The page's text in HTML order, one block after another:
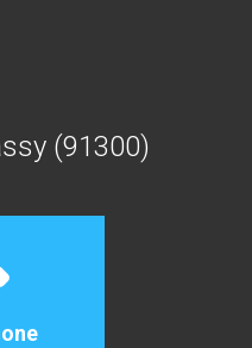
(91300)